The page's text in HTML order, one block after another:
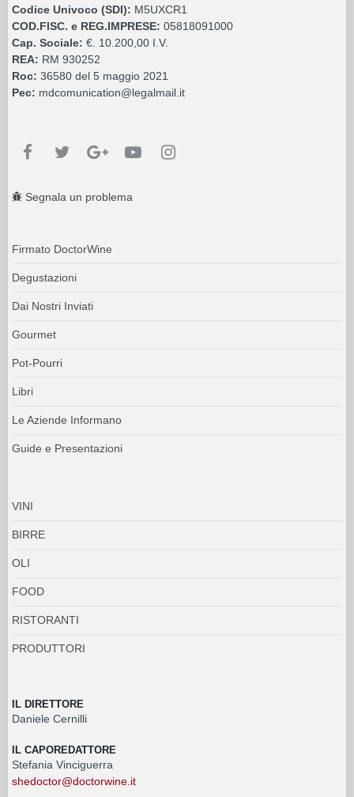
Codice Univoco (SDI): M5UXCR1
COD.FISC. e REG.IMPRESE: 05818091000
Cap. Sociale: €. 10.200,00 I.V.
REA: RM 930252
Roc: 36580 del 5 maggio 2021
Pec: mdcomunication@legalmail.it
Segnala un problema
Firmato DoctorWine
Degustazioni
Dai Nostri Inviati
Gourmet
Pot-Pourri
Libri
Le Aziende Informano
Guide e Presentazioni
VINI
BIRRE
OLI
FOOD
RISTORANTI
PRODUTTORI
IL DIRETTORE
Daniele Cernilli
IL CAPOREDATTORE
Stefania Vinciguerra
shedoctor@doctorwine.it